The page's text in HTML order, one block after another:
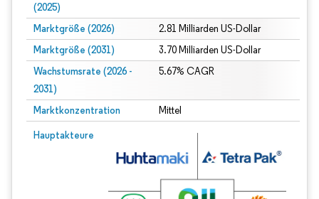
(2025)
Marktgröße (2026) 2.81 Milliarden US-Dollar
Marktgröße (2031) 3.70 Milliarden US-Dollar
Wachstumsrate (2026 -
2031)
5.67% CAGR
Marktkonzentration Mittel
Hauptakteure
Bild © Mordor Intelligence. Wiederverwendung erfordert Namensnennung